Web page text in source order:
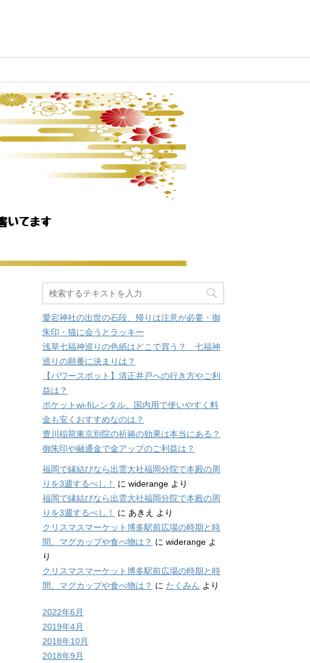
愛宕神社の出世の石段、帰りは注意が必要・御
朱印・猫に会うとラッキー
浅草七福神巡りの色紙はどこで買う？ 七福神
巡りの順番に決まりは？
【パワースポット】清正井戸への行き方やご利
益は？
ポケットwi-fiレンタル、国内用で使いやすく料
金も安くおすすめなのは？
豊川稲荷東京別院の祈祷の効果は本当にある？
御朱印や融通金で金アップのご利益は？
福岡で縁結びなら出雲大社福岡分院で本殿の周
りを3週するべし！
に widerange より
福岡で縁結びなら出雲大社福岡分院で本殿の周
りを3週するべし！
に あきえ
より
クリスマスマーケット博多駅前広場の時期と時
間、マグカップや食べ物は？ に widerange よ
り
クリスマスマーケット博多駅前広場の時期と時
間、マグカップや食べ物は？ に たくみん より
2022年6月
2019年4月
2018年10月
2018年9月